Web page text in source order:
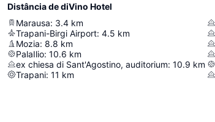
Distância de diVino Hotel
Marausa: 3.4 km
Trapani-Birgi Airport: 4.5 km
Mozia: 8.8 km
PalaIlio: 10.6 km
ex chiesa di Sant'Agostino, auditorium: 10.9 km
Trapani: 11 km